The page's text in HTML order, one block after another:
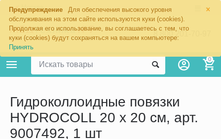
×
Предупреждение
Для обеспечения высокого уровня
обслуживания на этом сайте используются куки (cookies).
Продолжая его использование, вы соглашаетесь с тем, что
куки (cookies) будут сохраняться на вашем компьютере:
Принять
Москва
8 800 201-70-97
0
Гидроколлоидные повязки
HYDROCOLL 20 х 20 см, арт.
9007492, 1 шт